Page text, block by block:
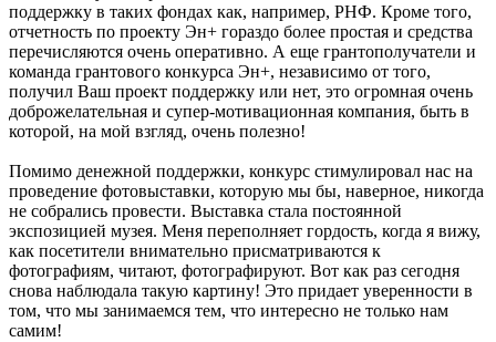
поддержку в таких фондах как, например, РНФ. Кроме того,
отчетность по проекту Эн+ гораздо более простая и средства
перечисляются очень оперативно. А еще грантополучатели и
команда грантового конкурса Эн+, независимо от того,
получил Ваш проект поддержку или нет, это огромная очень
доброжелательная и супер-мотивационная компания, быть в
которой, на мой взгляд, очень полезно!
Помимо денежной поддержки, конкурс стимулировал нас на
проведение фотовыставки, которую мы бы, наверное, никогда
не собрались провести. Выставка стала постоянной
экспозицией музея. Меня переполняет гордость, когда я вижу,
как посетители внимательно присматриваются к
фотографиям, читают, фотографируют. Вот как раз сегодня
снова наблюдала такую картину! Это придает уверенности в
том, что мы занимаемся тем, что интересно не только нам
самим!